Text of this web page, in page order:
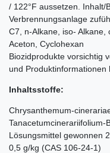
/ 122°F aussetzen. Inhalt/
Verbrennungsanlage
C7, n-Alkane, iso- Alkane,
Aceton, Cyclohexan
Biozidprodukte vorsichtig
und Produktinformationen
Inhaltsstoffe:
Chrysanthemum-
Tanacetumcinerariifolium-
Lösungsmittel gewonnen
0,5 g/kg (CAS 106-24-1)